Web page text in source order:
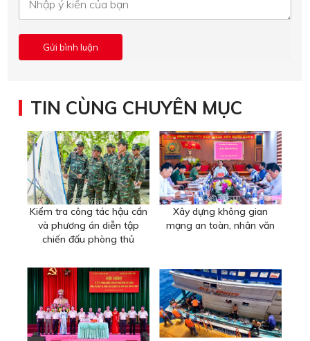
TIN CÙNG CHUYÊN MỤC
Kiểm tra công tác hậu cần
và phương án diễn tập
chiến đấu phòng thủ
Xây dựng không gian
mạng an toàn, nhân văn